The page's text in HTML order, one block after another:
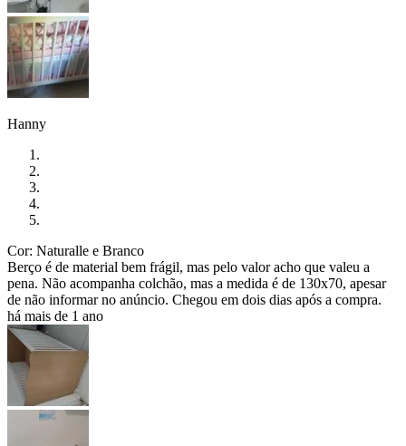
Hanny
Cor: Naturalle e Branco
Berço é de material bem frágil, mas pelo valor acho que valeu a
pena. Não acompanha colchão, mas a medida é de 130x70, apesar
de não informar no anúncio. Chegou em dois dias após a compra.
há mais de 1 ano